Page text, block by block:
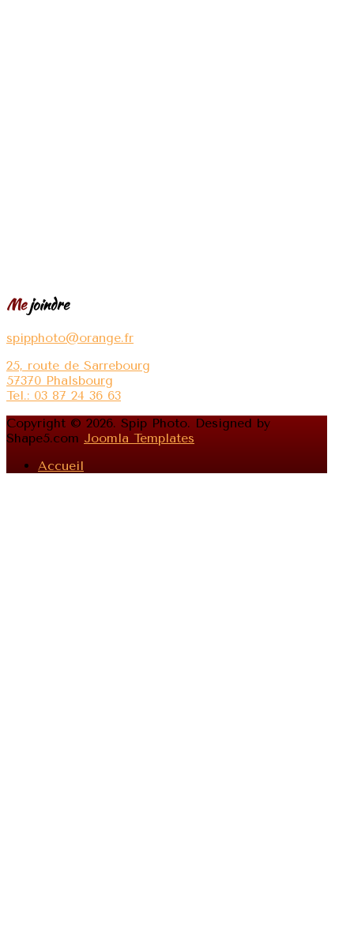
Mejoindre
spipphoto@orange.fr
25, route de Sarrebourg
57370 Phalsbourg
Tel.: 03 87 24 36 63
Copyright © 2026. Spip Photo. Designed by
Shape5.com Joomla Templates
Accueil